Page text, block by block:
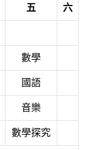
五 六
數學
國語
音樂
數學探究